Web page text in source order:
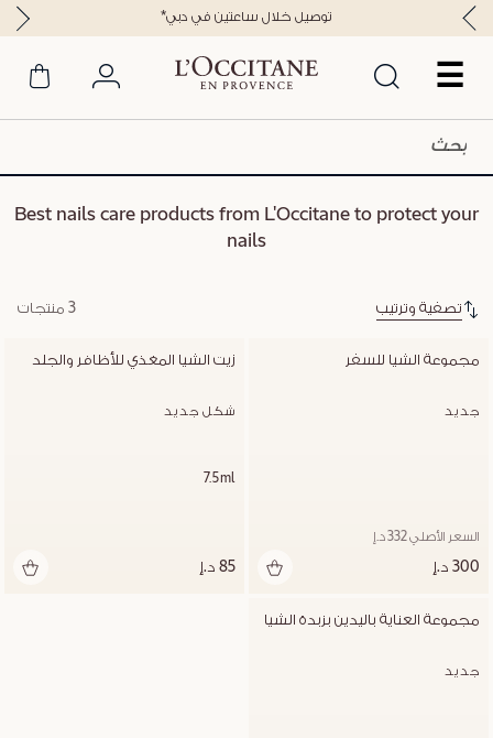
☰
*توصيل خلال ساعتين في دبي
Best nails care products from L'Occitane to protect your
nails
تصفية وترتيب 3 منتجات
مجموعة الشيا للسفر
جديد
300 د.إ
السعر الأصلي 332 د.إ
زيت الشيا المغذي للأظافر والجلد
شكل جديد
7.5ml
85 د.إ
مجموعة العناية باليدين بزبدة الشيا
جديد